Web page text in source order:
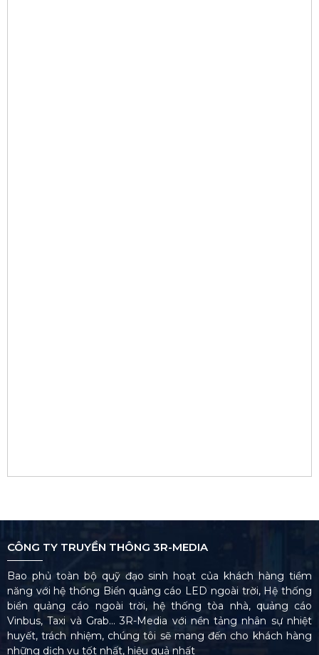
CÔNG TY TRUYỀN THÔNG 3R-MEDIA
Bao phủ toàn bộ quỹ đạo sinh hoạt của khách hàng tiềm
năng với hệ thống Biển quảng cáo LED ngoài trời, Hệ thống
biển quảng cáo ngoài trời, hệ thống tòa nhà, quảng cáo
Vinbus, Taxi và Grab… 3R-Media với nền tảng nhân sự nhiệt
huyết, trách nhiệm, chúng tôi sẽ mang đến cho khách hàng
những dịch vụ tốt nhất, hiệu quả nhất